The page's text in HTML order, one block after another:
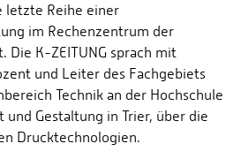
letzte Reihe einer
im Rechenzentrum der
Die K-ZEITUNG sprach mit
und Leiter des Fachgebiets
Technik an der Hochschule
und Gestaltung in Trier, über die
Drucktechnologien.